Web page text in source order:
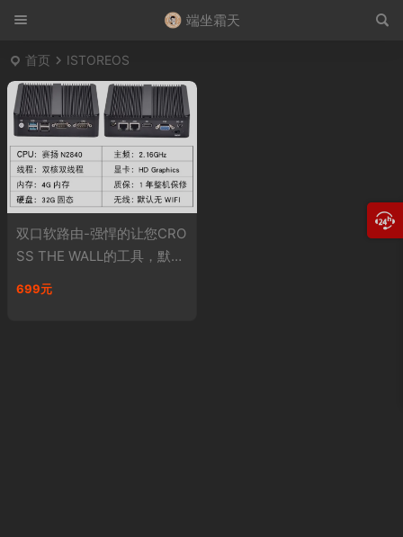
端坐霜天
首页 ISTOREOS
双口软路由-强悍的让您CRO
SS THE WALL的工具，默认
699元